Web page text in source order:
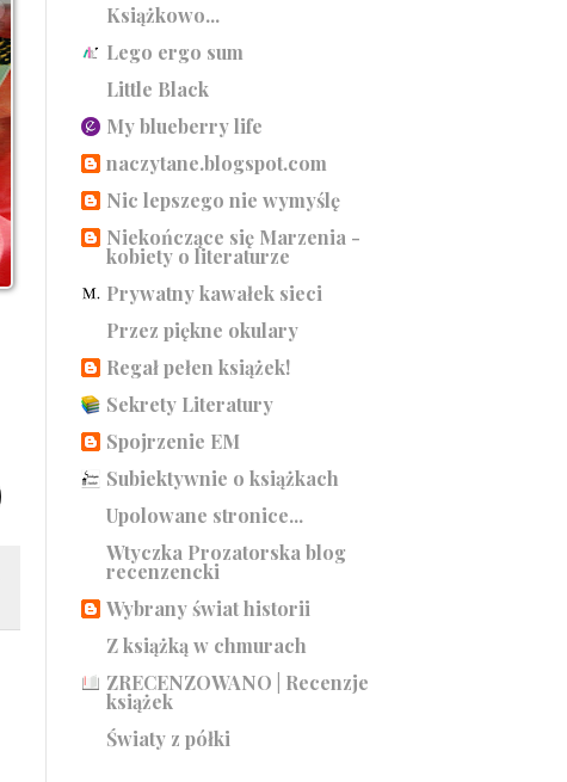
Książkowo...
Lego ergo sum
Little Black
My blueberry life
naczytane.blogspot.com
Nic lepszego nie wymyślę
Niekończące się Marzenia -
kobiety o literaturze
Prywatny kawałek sieci
Przez piękne okulary
Regał pełen książek!
Sekrety Literatury
Spojrzenie EM
Subiektywnie o książkach
Upolowane stronice...
Wtyczka Prozatorska blog
recenzencki
Wybrany świat historii
Z książką w chmurach
ZRECENZOWANO | Recenzje
książek
Światy z półki